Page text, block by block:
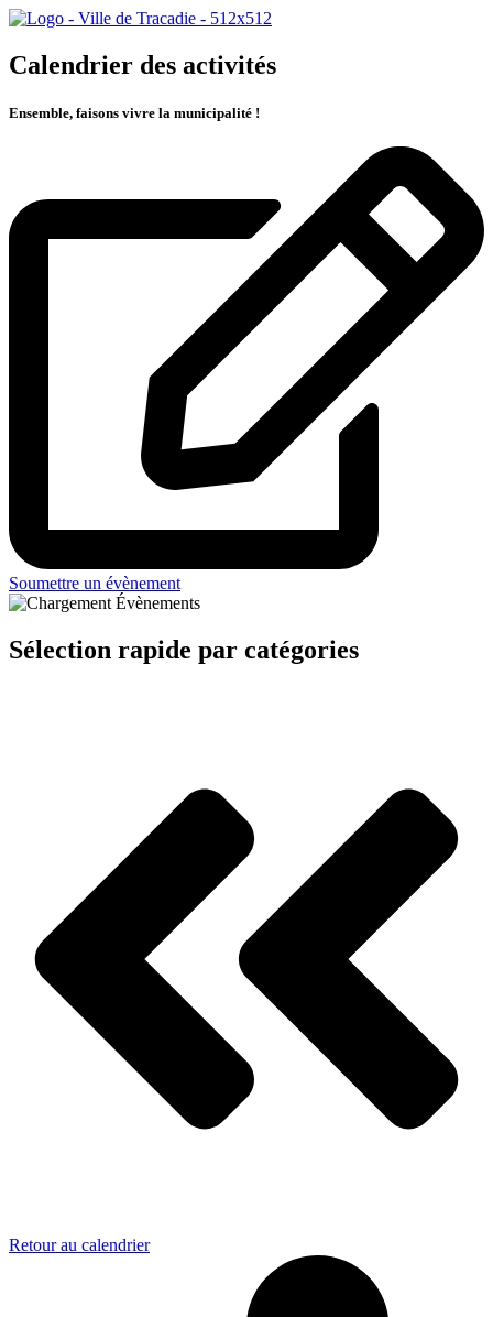
Calendrier des activités
Ensemble, faisons vivre la municipalité !
Soumettre un évènement
Sélection rapide par catégories
Retour au calendrier